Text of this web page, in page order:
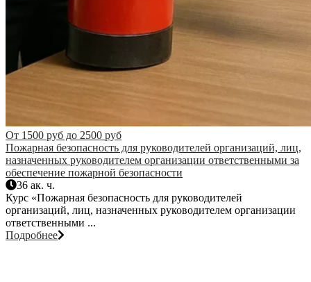
От 1500 руб до 2500 руб
Пожарная безопасность для руководителей организаций, лиц,
назначенных руководителем организации ответственными за
обеспечение пожарной безопасности
36 ак. ч.
Курс «Пожарная безопасность для руководителей
организаций, лиц, назначенных руководителем организации
ответственными ...
Подробнее